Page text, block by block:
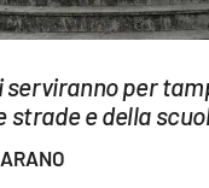
serviranno per
strade e della